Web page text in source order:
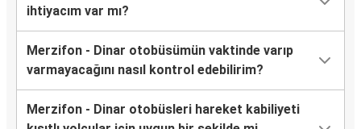
ihtiyacım var mı?
Merzifon - Dinar otobüsümün vaktinde varıp
varmayacağını nasıl kontrol edebilirim?
Merzifon - Dinar otobüsleri hareket kabiliyeti